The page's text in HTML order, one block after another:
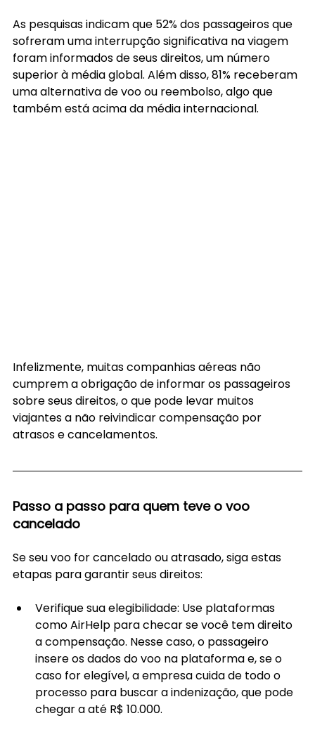
As pesquisas indicam que 52% dos passageiros que
sofreram uma interrupção significativa na viagem
foram informados de seus direitos, um número
superior à média global. Além disso, 81% receberam
uma alternativa de voo ou reembolso, algo que
também está acima da média internacional.
Infelizmente, muitas companhias aéreas não
cumprem a obrigação de informar os passageiros
sobre seus direitos, o que pode levar muitos
viajantes a não reivindicar compensação por
atrasos e cancelamentos.
Passo a passo para quem teve o voo
cancelado
Se seu voo for cancelado ou atrasado, siga estas
etapas para garantir seus direitos:
Verifique sua elegibilidade: Use plataformas
como AirHelp para checar se você tem direito
a compensação. Nesse caso, o passageiro
insere os dados do voo na plataforma e, se o
caso for elegível, a empresa cuida de todo o
processo para buscar a indenização, que pode
chegar a até R$ 10.000.